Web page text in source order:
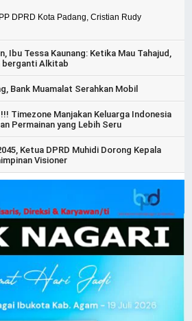
DPRD Kota Padang, Cristian Rudy
Ibu Tessa Kaunang: Ketika Mau Tahajud,
berganti Alkitab
Bank Muamalat Serahkan Mobil
Timezone Manjakan Keluarga Indonesia
Permainan yang Lebih Seru
Ketua DPRD Muhidi Dorong Kepala
Visioner